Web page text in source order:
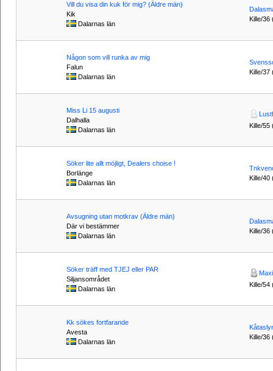
Vill du visa din kuk för mig? (Äldre män)
Kik
Dalarnas län
Kille/36
Någon som vill runka av mig
Falun
Dalarnas län
Kille/37
Miss Li 15 augusti
Dalhalla
Dalarnas län
Kille/55
Söker lite allt möjligt, Dealers choise !
Borlänge
Dalarnas län
Kille/40
Avsugning utan motkrav (Äldre män)
Där vi bestämmer
Dalarnas län
Kille/36
Söker träff med TJEJ eller PAR
Siljansområdet
Dalarnas län
Kille/54
Kk sökes fortfarande
Avesta
Dalarnas län
Kille/36